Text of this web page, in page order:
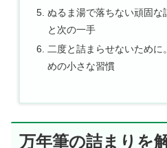
ぬるま湯で落ちない頑固な
と次の一手
二度と詰まらせないために
めの小さな習慣
万年筆の詰まりを